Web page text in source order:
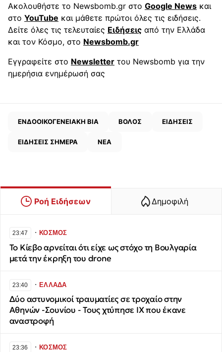
Ακολουθήστε το Newsbomb.gr στο Google News και
στο YouTube και μάθετε πρώτοι όλες τις ειδήσεις.
Δείτε όλες τις τελευταίες Ειδήσεις από την Ελλάδα
και τον Κόσμο, στο Newsbomb.gr
Εγγραφείτε στο Newsletter του Newsbomb για την
ημερήσια ενημέρωσή σας
ΕΝΔΟΟΙΚΟΓΕΝΕΙΑΚΗ ΒΙΑ ΒΟΛΟΣ ΕΙΔΗΣΕΙΣ
ΕΙΔΗΣΕΙΣ ΣΗΜΕΡΑ ΝΕΑ
Ροή Ειδήσεων Δημοφιλή
23:47 ∙ΚΟΣΜΟΣ
Το Κίεβο αρνείται ότι είχε ως στόχο τη Βουλγαρία
μετά την έκρηξη του drone
23:40 ∙ΕΛΛΑΔΑ
Δύο αστυνομικοί τραυματίες σε τροχαίο στην
Αθηνών -Σουνίου - Τους χτύπησε ΙΧ που έκανε
αναστροφή
23:36 ∙ΚΟΣΜΟΣ